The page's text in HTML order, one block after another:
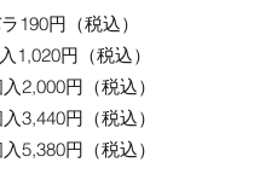
190円（税込）
1,020円（税込）
2,000円（税込）
3,440円（税込）
5,380円（税込）